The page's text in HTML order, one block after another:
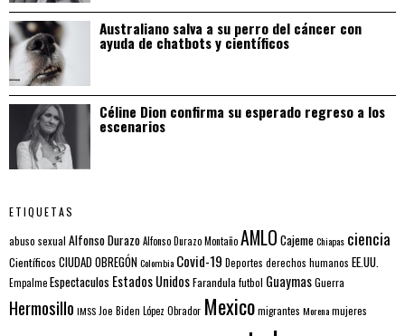
Australiano salva a su perro del cáncer con
ayuda de chatbots y científicos
Céline Dion confirma su esperado regreso a los
escenarios
ETIQUETAS
abuso sexual Alfonso DurazoAlfonso Durazo MontañoAMLO CajemeChiapas ciencia
Científicos CIUDAD OBREGÓNColombia Covid-19 Deportes derechos humanos EE.UU.
EmpalmeEspectaculos Estados UnidosFarandulafutbol GuaymasGuerra
Hermosillo IMSS Joe Biden López Obrador Mexicomigrantes Morenamujeres